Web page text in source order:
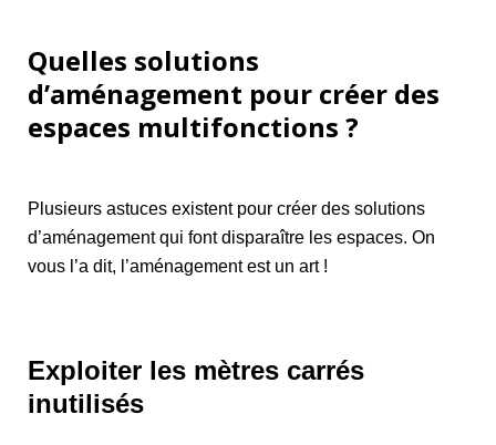
Quelles solutions
d’aménagement pour créer des
espaces multifonctions ?
Plusieurs astuces existent pour créer des solutions
d’aménagement qui font disparaître les espaces. On
vous l’a dit, l’aménagement est un art !
Exploiter les mètres carrés
inutilisés